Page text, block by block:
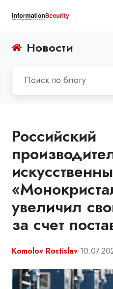
Новости
Российский
увеличил
за счет
Komolov Rostislav